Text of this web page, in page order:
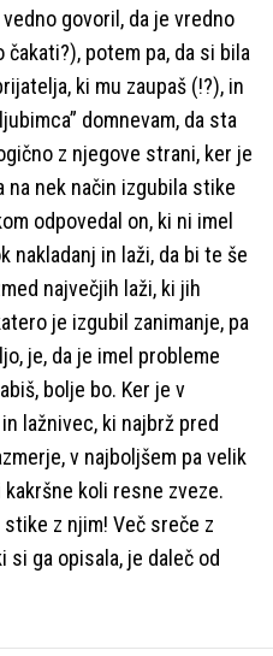
govoril, da je vredno
potem pa, da si bila
ki mu zaupaš (!?), in
domnevam, da sta
z njegove strani, ker je
nek način izgubila stike
odpovedal on, ki ni imel
nakladanj in laži, da bi te še
največjih laži, ki jih
je izgubil zanimanje, pa
je, da je imel probleme
bolje bo. Ker je v
lažnivec, ki najbrž pred
v najboljšem pa velik
koli resne zveze.
z njim! Več sreče z
si ga opisala, je daleč od